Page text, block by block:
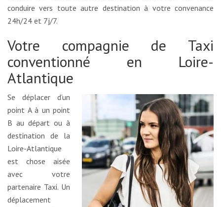
conduire vers toute autre destination à votre convenance
24h/24 et 7j/7.
Votre compagnie de Taxi
conventionné en Loire-
Atlantique
Se déplacer d’un
point A à un point
B au départ ou à
destination de la
Loire-Atlantique
est chose aisée
avec votre
partenaire Taxi. Un
déplacement